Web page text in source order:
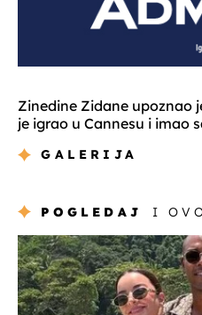
Zinedine Zidane upoznao
je igrao u Cannesu i imao
GALERIJA
POGLEDAJ I